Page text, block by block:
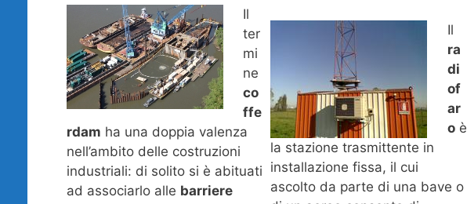
Il
ter
mi
ne
co
ffe
rdam ha una doppia valenza
nell’ambito delle costruzioni
industriali: di solito si è abituati
ad associarlo alle barriere
Il
ra
di
of
ar
oè
la stazione trasmittente in
installazione fissa, il cui
ascolto da parte di una bave o